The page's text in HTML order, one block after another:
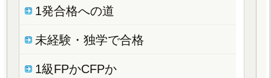
1発合格への道
未経験・独学で合格
1級FPかCFPか